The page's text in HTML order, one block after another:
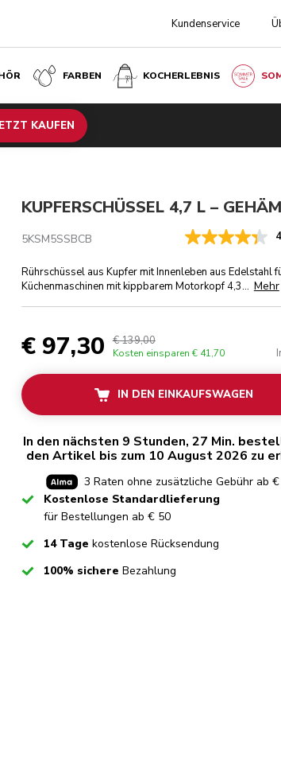
Kundenservice
FARBEN KOCHERLEBNIS
KAUFEN
KUPFERSCHÜSSEL 4,7 L –
5KSM5SSBCB
Rührschüssel aus Kupfer mit Innenleben aus Edelstahl
Küchenmaschinen mit kippbarem Motorkopf 4,3... Mehr
€ 97,30 € 139,00
Kosten einsparen € 41,70
IN DEN EINKAUFSWAGEN
In den nächsten 9 Stunden, 27 Min.
den Artikel bis zum 10 August 2026 zu
3 Raten ohne zusätzliche Gebühr ab
CheckedKostenlose Standardlieferung
für Bestellungen ab € 50
Checked14 Tage kostenlose Rücksendung
Checked100% sichere Bezahlung